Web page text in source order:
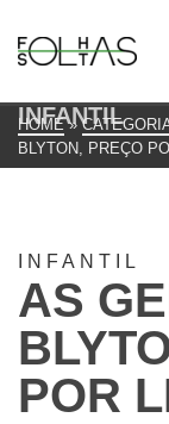
INFANTIL
HOME »
BLYTON, PREÇO
INFANTIL
AS
POR